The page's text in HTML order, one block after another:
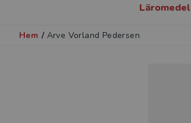
Läromedel
Hem / Arve Vorland Pedersen